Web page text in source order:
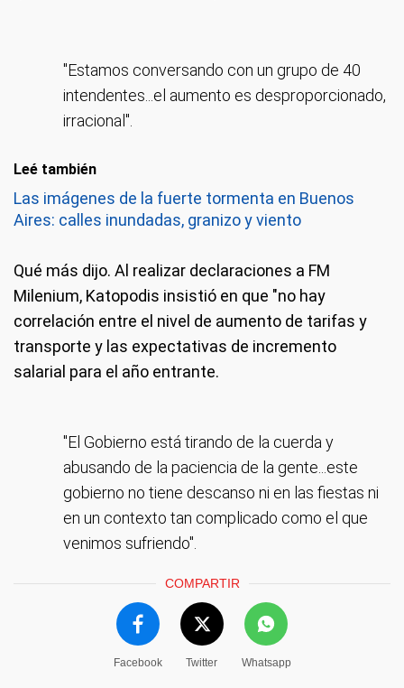
"Estamos conversando con un grupo de 40
intendentes...el aumento es desproporcionado,
irracional".
Leé también
Las imágenes de la fuerte tormenta en Buenos
Aires: calles inundadas, granizo y viento
Qué más dijo. Al realizar declaraciones a FM
Milenium, Katopodis insistió en que "no hay
correlación entre el nivel de aumento de tarifas y
transporte y las expectativas de incremento
salarial para el año entrante.
"El Gobierno está tirando de la cuerda y
abusando de la paciencia de la gente...este
gobierno no tiene descanso ni en las fiestas ni
en un contexto tan complicado como el que
venimos sufriendo".
COMPARTIR
Facebook Twitter Whatsapp